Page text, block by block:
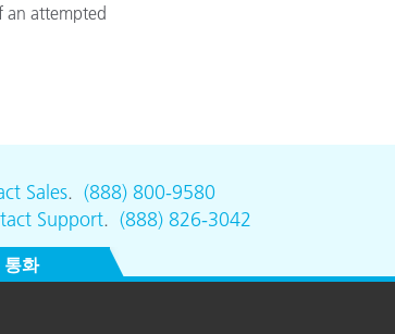
an attempted
Sales. (888) 800-9580
Support. (888) 826-3042
통화